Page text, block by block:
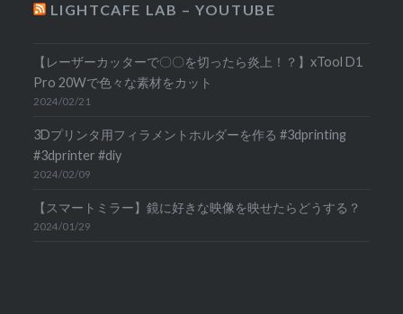
LIGHTCAFE LAB – YOUTUBE
【レーザーカッターで〇〇を切ったら炎上！？】xTool D1
Pro 20Wで色々な素材をカット
2024/02/21
3Dプリンタ用フィラメントホルダーを作る #3dprinting
#3dprinter #diy
2024/02/09
【スマートミラー】鏡に好きな映像を映せたらどうする？
2024/01/29